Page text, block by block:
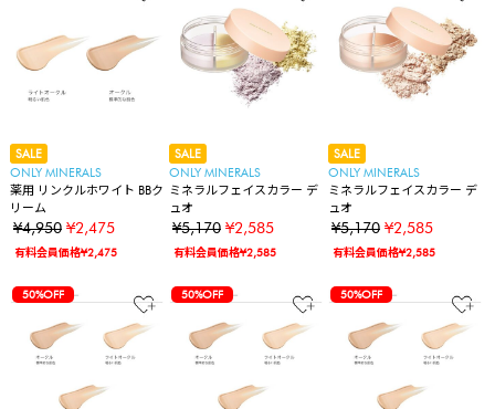
SALE
ONLY MINERALS
薬用 リンクルホワイト BBク
リーム
¥4,950 ¥2,475
有料会員価格¥2,475
SALE
ONLY MINERALS
ミネラルフェイスカラー デ
ュオ
¥5,170 ¥2,585
有料会員価格¥2,585
SALE
ONLY MINERALS
ミネラルフェイスカラー デ
ュオ
¥5,170 ¥2,585
有料会員価格¥2,585
50%OFF 50%OFF 50%OFF